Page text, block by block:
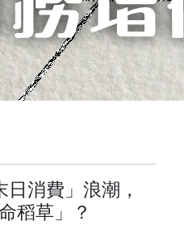
消費」浪潮，
稻草」？